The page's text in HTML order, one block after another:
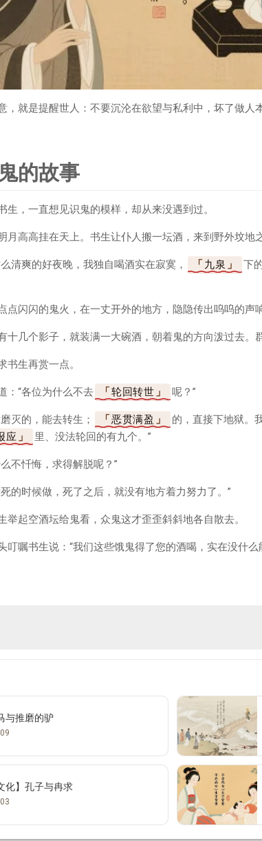
，就是提醒世人：不要沉沦在欲望与私利中，坏了做人
的故事
生，一直想见识鬼的模样，却从来没遇到过。
月高高挂在天上。书生让仆人搬一坛酒，来到野外坟地之
清爽的好夜晚，我独自喝酒实在寂寞， 九泉
下
点闪闪的鬼火，在一丈开外的地方，隐隐传出呜呜的声
十几个影子，就装满一大碗酒，朝着鬼的方向泼过去。
书生再赏一点。
：“各位为什么不去 轮回转世 呢？”
灭的，能去转生； 恶贯满盈
的，直接下地狱。
应 里、没法轮回的有九个。”
不忏悔，求得解脱呢？”
的时候做，死了之后，就没有地方着力努力了。”
举起空酒坛给鬼看，众鬼这才歪歪斜斜地各自散去。
叮嘱书生说：“我们这些饿鬼得了您的酒喝，实在没什
与推磨的驴
化】孔子与冉求